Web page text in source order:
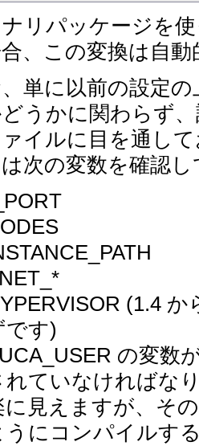
リパッケージを
、この変換は自
単に以前の設定
うかに関わらず
イルに目を通し
次の変数を確認
(1.4
です)
の変数
れていなければな
に見えますが、そ
うにコンパイルす